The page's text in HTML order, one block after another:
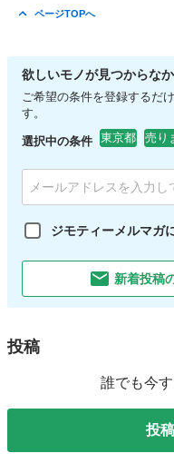
ページTOPへ
欲しいモノが見つからな
ご希望の条件を登録するだ
す。
選択中の条件 東京都 売り
ジモティーメルマガ
新着投稿
投稿
誰でも今
投